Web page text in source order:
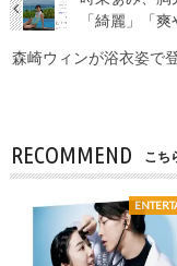
「綺麗」「爽
森崎ウィンが浴衣姿で
RECOMMEND こち